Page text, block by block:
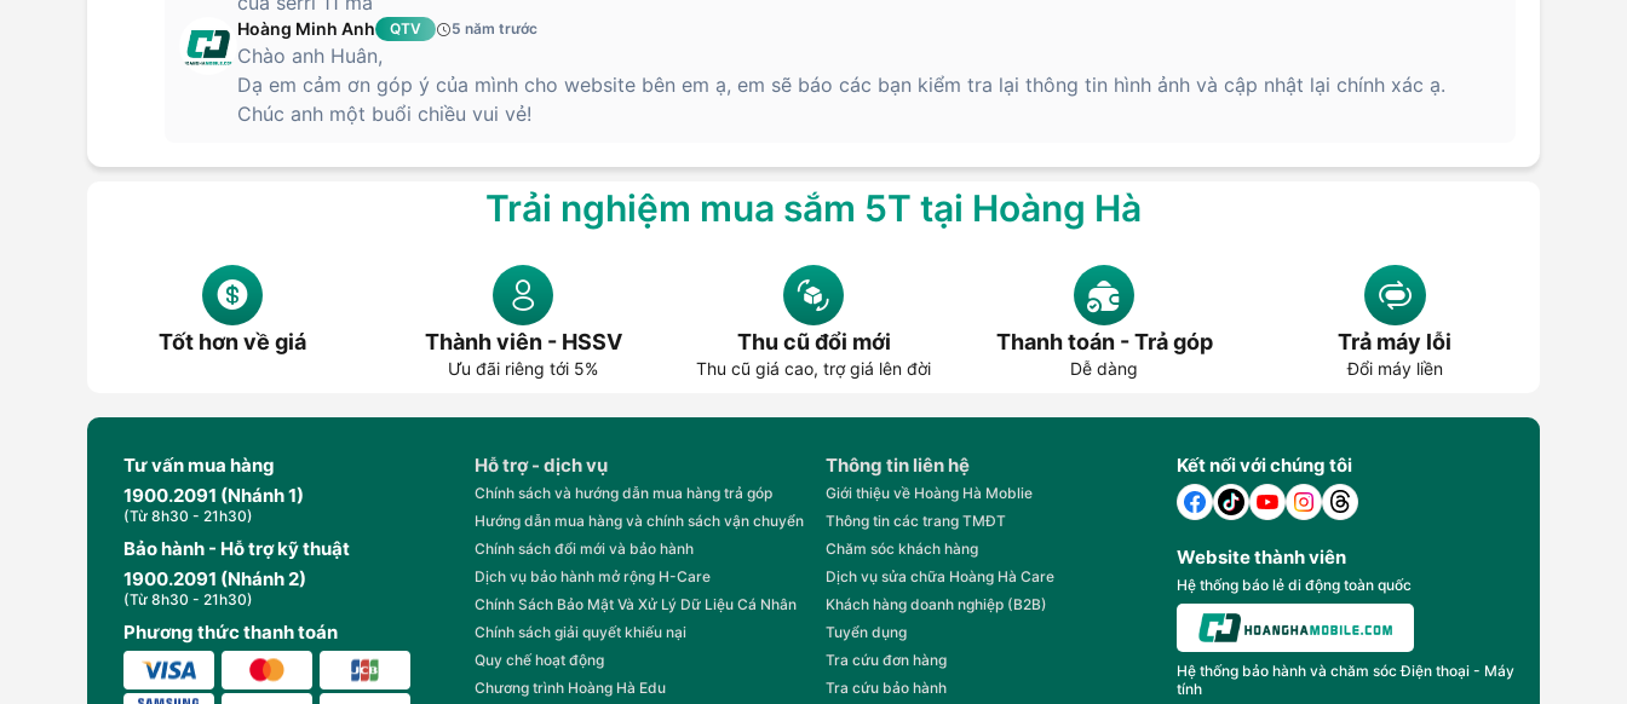
Hoàng Minh Anh QTV 5 năm trước
Chào anh Huân,
Dạ em cảm ơn góp ý của mình cho website bên em ạ, em sẽ báo các bạn kiểm tra lại thông tin hình ảnh và cập nhật lại chính xác ạ.
Chúc anh một buổi chiều vui vẻ!
Trải nghiệm mua sắm 5T tại Hoàng Hà
Tốt hơn về giá Thành viên - HSSV
Ưu đãi riêng tới 5%
Thu cũ đổi mới
Thu cũ giá cao, trợ giá lên đời
Thanh toán - Trả góp
Dễ dàng
Trả máy lỗi
Đổi máy liền
Tư vấn mua hàng
1900.2091 (Nhánh 1)
(Từ 8h30 - 21h30)
Bảo hành - Hỗ trợ kỹ thuật
1900.2091 (Nhánh 2)
(Từ 8h30 - 21h30)
Phương thức thanh toán
Hỗ trợ - dịch vụ
Chính sách và hướng dẫn mua hàng trả góp
Hướng dẫn mua hàng và chính sách vận chuyển
Chính sách đổi mới và bảo hành
Dịch vụ bảo hành mở rộng H-Care
Chính Sách Bảo Mật Và Xử Lý Dữ Liệu Cá Nhân
Chính sách giải quyết khiếu nại
Quy chế hoạt động
Chương trình Hoàng Hà Edu
Thông tin liên hệ
Giới thiệu về Hoàng Hà Moblie
Thông tin các trang TMĐT
Chăm sóc khách hàng
Dịch vụ sửa chữa Hoàng Hà Care
Khách hàng doanh nghiệp (B2B)
Tuyển dụng
Tra cứu đơn hàng
Tra cứu bảo hành
Kết nối với chúng tôi
Website thành viên
Hệ thống báo lẻ di động toàn quốc
Hệ thống bảo hành và chăm sóc Điện thoại - Máy
tính